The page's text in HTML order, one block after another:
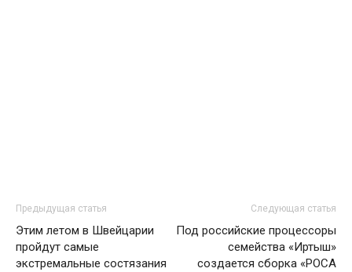
Предыдущая статья
Этим летом в Швейцарии
пройдут самые
экстремальные состязания
Следующая статья
Под российские процессоры
семейства «Иртыш»
создается сборка «РОСА